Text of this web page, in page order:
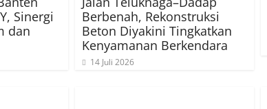
Sinergi
dan
Berbenah, Rekonstruksi
Beton Diyakini Tingkatkan
Kenyamanan Berkendara
14 Juli 2026